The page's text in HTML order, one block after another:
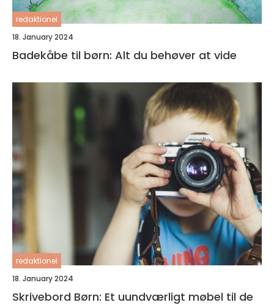
redaktionel
18. January 2024
Badekåbe til børn: Alt du behøver at vide
redaktionel
18. January 2024
Skrivebord Børn: Et uundværligt møbel til de